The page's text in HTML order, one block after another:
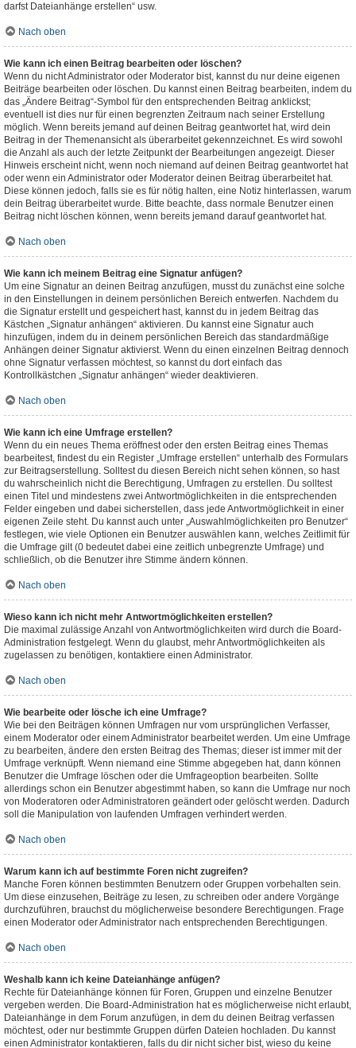
darfst Dateianhänge erstellen“ usw.
Nach oben
Wie kann ich einen Beitrag bearbeiten oder löschen?
Wenn du nicht Administrator oder Moderator bist, kannst du nur deine eigenen
Beiträge bearbeiten oder löschen. Du kannst einen Beitrag bearbeiten, indem du
das „Ändere Beitrag“-Symbol für den entsprechenden Beitrag anklickst;
eventuell ist dies nur für einen begrenzten Zeitraum nach seiner Erstellung
möglich. Wenn bereits jemand auf deinen Beitrag geantwortet hat, wird dein
Beitrag in der Themenansicht als überarbeitet gekennzeichnet. Es wird sowohl
die Anzahl als auch der letzte Zeitpunkt der Bearbeitungen angezeigt. Dieser
Hinweis erscheint nicht, wenn noch niemand auf deinen Beitrag geantwortet hat
oder wenn ein Administrator oder Moderator deinen Beitrag überarbeitet hat.
Diese können jedoch, falls sie es für nötig halten, eine Notiz hinterlassen, warum
dein Beitrag überarbeitet wurde. Bitte beachte, dass normale Benutzer einen
Beitrag nicht löschen können, wenn bereits jemand darauf geantwortet hat.
Nach oben
Wie kann ich meinem Beitrag eine Signatur anfügen?
Um eine Signatur an deinen Beitrag anzufügen, musst du zunächst eine solche
in den Einstellungen in deinem persönlichen Bereich entwerfen. Nachdem du
die Signatur erstellt und gespeichert hast, kannst du in jedem Beitrag das
Kästchen „Signatur anhängen“ aktivieren. Du kannst eine Signatur auch
hinzufügen, indem du in deinem persönlichen Bereich das standardmäßige
Anhängen deiner Signatur aktivierst. Wenn du einen einzelnen Beitrag dennoch
ohne Signatur verfassen möchtest, so kannst du dort einfach das
Kontrollkästchen „Signatur anhängen“ wieder deaktivieren.
Nach oben
Wie kann ich eine Umfrage erstellen?
Wenn du ein neues Thema eröffnest oder den ersten Beitrag eines Themas
bearbeitest, findest du ein Register „Umfrage erstellen“ unterhalb des Formulars
zur Beitragserstellung. Solltest du diesen Bereich nicht sehen können, so hast
du wahrscheinlich nicht die Berechtigung, Umfragen zu erstellen. Du solltest
einen Titel und mindestens zwei Antwortmöglichkeiten in die entsprechenden
Felder eingeben und dabei sicherstellen, dass jede Antwortmöglichkeit in einer
eigenen Zeile steht. Du kannst auch unter „Auswahlmöglichkeiten pro Benutzer“
festlegen, wie viele Optionen ein Benutzer auswählen kann, welches Zeitlimit für
die Umfrage gilt (0 bedeutet dabei eine zeitlich unbegrenzte Umfrage) und
schließlich, ob die Benutzer ihre Stimme ändern können.
Nach oben
Wieso kann ich nicht mehr Antwortmöglichkeiten erstellen?
Die maximal zulässige Anzahl von Antwortmöglichkeiten wird durch die Board-
Administration festgelegt. Wenn du glaubst, mehr Antwortmöglichkeiten als
zugelassen zu benötigen, kontaktiere einen Administrator.
Nach oben
Wie bearbeite oder lösche ich eine Umfrage?
Wie bei den Beiträgen können Umfragen nur vom ursprünglichen Verfasser,
einem Moderator oder einem Administrator bearbeitet werden. Um eine Umfrage
zu bearbeiten, ändere den ersten Beitrag des Themas; dieser ist immer mit der
Umfrage verknüpft. Wenn niemand eine Stimme abgegeben hat, dann können
Benutzer die Umfrage löschen oder die Umfrageoption bearbeiten. Sollte
allerdings schon ein Benutzer abgestimmt haben, so kann die Umfrage nur noch
von Moderatoren oder Administratoren geändert oder gelöscht werden. Dadurch
soll die Manipulation von laufenden Umfragen verhindert werden.
Nach oben
Warum kann ich auf bestimmte Foren nicht zugreifen?
Manche Foren können bestimmten Benutzern oder Gruppen vorbehalten sein.
Um diese einzusehen, Beiträge zu lesen, zu schreiben oder andere Vorgänge
durchzuführen, brauchst du möglicherweise besondere Berechtigungen. Frage
einen Moderator oder Administrator nach entsprechenden Berechtigungen.
Nach oben
Weshalb kann ich keine Dateianhänge anfügen?
Rechte für Dateianhänge können für Foren, Gruppen und einzelne Benutzer
vergeben werden. Die Board-Administration hat es möglicherweise nicht erlaubt,
Dateianhänge in dem Forum anzufügen, in dem du deinen Beitrag verfassen
möchtest, oder nur bestimmte Gruppen dürfen Dateien hochladen. Du kannst
einen Administrator kontaktieren, falls du dir nicht sicher bist, wieso du keine